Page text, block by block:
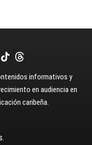
informativos y
en audiencia en
caribeña.